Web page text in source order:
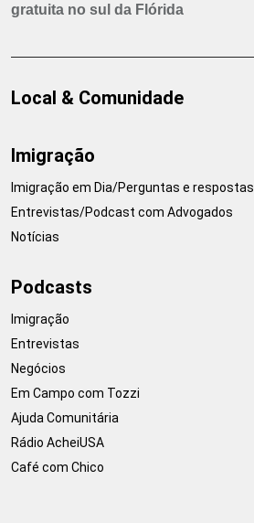
gratuita no sul da Flórida
Local & Comunidade
Imigração
Imigração em Dia/Perguntas e respostas
Entrevistas/Podcast com Advogados
Notícias
Podcasts
Imigração
Entrevistas
Negócios
Em Campo com Tozzi
Ajuda Comunitária
Rádio AcheiUSA
Café com Chico